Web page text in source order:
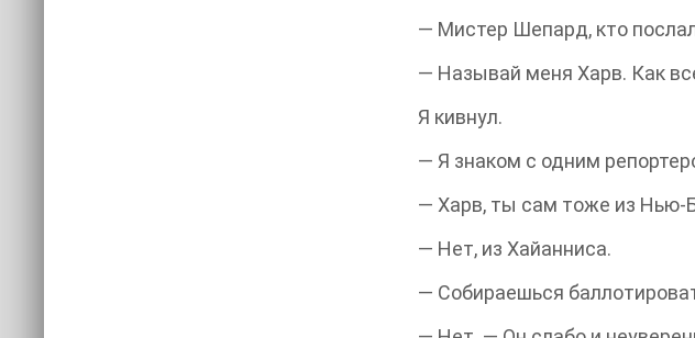
— Мистер Шепард, кто
— Называй меня Харв. Как
Я кивнул.
— Я знаком с одним
— Харв, ты сам тоже из Нью-
— Нет, из Хайанниса.
— Собираешься